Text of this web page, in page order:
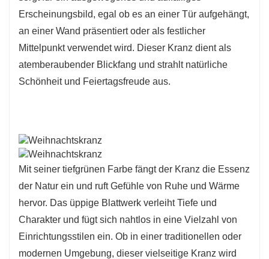
Erscheinungsbild, egal ob es an einer Tür aufgehängt,
an einer Wand präsentiert oder als festlicher
Mittelpunkt verwendet wird. Dieser Kranz dient als
atemberaubender Blickfang und strahlt natürliche
Schönheit und Feiertagsfreude aus.
Mit seiner tiefgrünen Farbe fängt der Kranz die Essenz
der Natur ein und ruft Gefühle von Ruhe und Wärme
hervor. Das üppige Blattwerk verleiht Tiefe und
Charakter und fügt sich nahtlos in eine Vielzahl von
Einrichtungsstilen ein. Ob in einer traditionellen oder
modernen Umgebung, dieser vielseitige Kranz wird